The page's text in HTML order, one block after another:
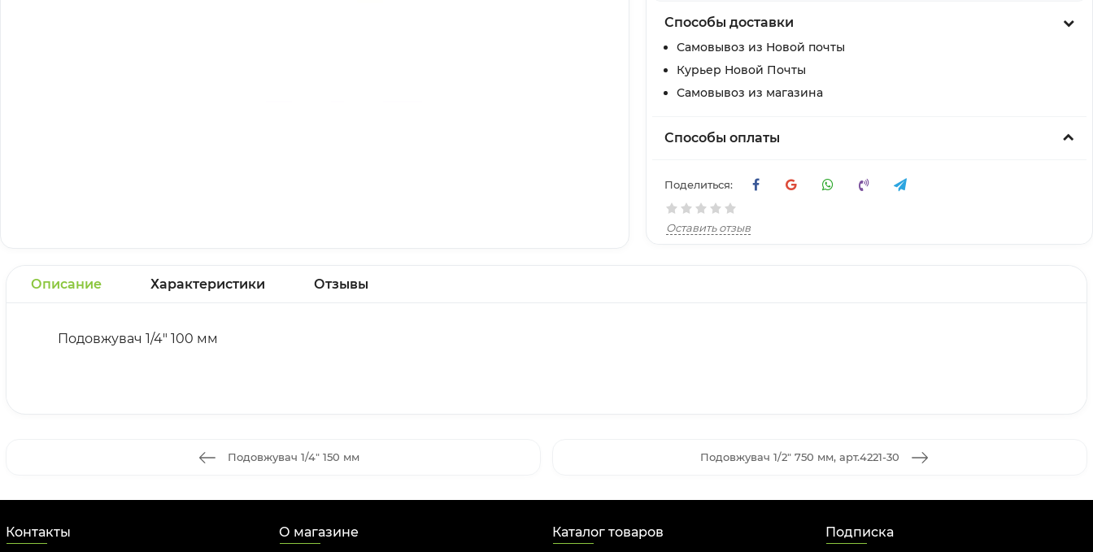
Способы доставки
Самовывоз из Новой почты
Курьер Новой Почты
Самовывоз из магазина
Способы оплаты
Поделиться:
Оставить отзыв
Описание Характеристики Отзывы
Подовжувач 1/4" 100 мм
Подовжувач 1/4" 150 мм Подовжувач 1/2" 750 мм, арт.4221-30
Контакты О магазине Каталог товаров Подписка